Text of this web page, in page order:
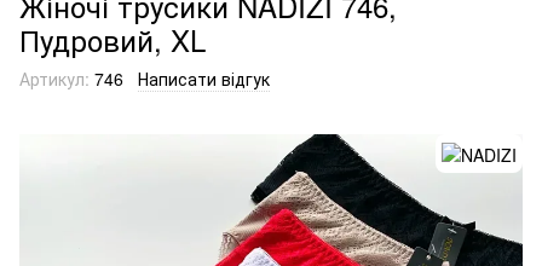
Пудровий, XL
Артикул: 746 Написати відгук